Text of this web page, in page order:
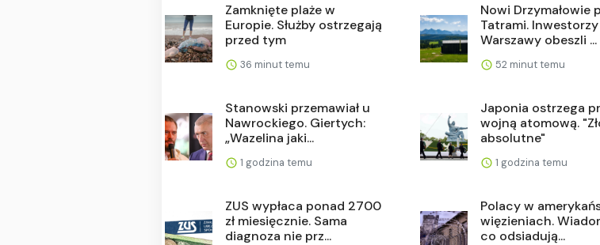
Zamknięte plaże w
Europie. Służby ostrzegają
przed tym
36 minut temu
Nowi Drzymałowie
Tatrami. Inwestorzy
Warszawy obeszli ...
52 minut temu
Stanowski przemawiał u
Nawrockiego. Giertych:
„Wazelina jaki...
1 godzina temu
Japonia ostrzega
wojną atomową.
absolutne"
1 godzina temu
ZUS wypłaca ponad 2700
zł miesięcznie. Sama
diagnoza nie prz...
Polacy w
więzieniach.
co odsiadują...